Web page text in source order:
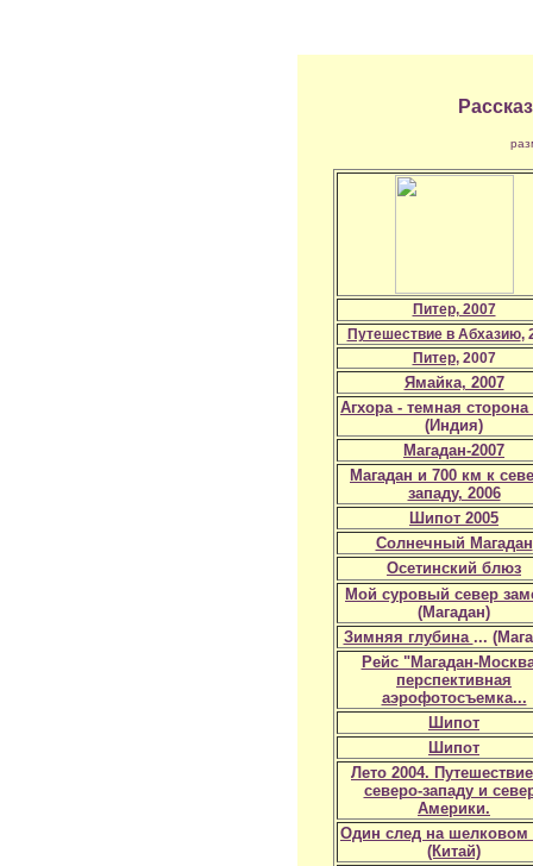
Питер, 2007
Путешествие в Абхазию,
Питер, 2007
Ямайка, 2007
Агхора - темная сторона
(Индия)
Магадан-2007
Магадан и 700 км к
западу, 2006
Шипот 2005
Солнечный Магадан
Осетинский блюз
Мой суровый север
(Магадан)
Зимняя глубина ...
Рейс "Магадан-
перспективная
аэрофотосъемка...
Шипот
Шипот
Лето 2004.
северо-западу и
Америки.
Один след на шелковом
(Китай)